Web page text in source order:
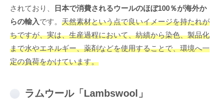
されており、
日本で消費されるウールのほぼ100％が海外か
らの輸入です。 天然素材という点で良いイメージを持たれが
ちですが、実は、生産過程において、紡績から染色、製品化
まで水やエネルギー、薬剤などを使用することで、環境へ一
定の負荷をかけています。
ラムウール「Lambswool」